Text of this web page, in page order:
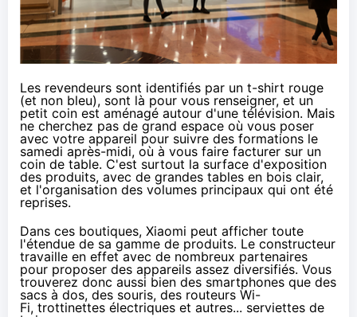
Les revendeurs sont identifiés par un t-shirt rouge
(et non bleu), sont là pour vous renseigner, et un
petit coin est aménagé autour d'une télévision. Mais
ne cherchez pas de grand espace où vous poser
avec votre appareil pour suivre des formations le
samedi après-midi, où à vous faire facturer sur un
coin de table. C'est surtout la surface d'exposition
des produits, avec de grandes tables en bois clair,
et l'organisation des volumes principaux qui ont été
reprises.
Dans ces boutiques, Xiaomi peut afficher toute
l'étendue de sa gamme de produits. Le constructeur
travaille en effet avec de nombreux partenaires
pour proposer des appareils assez diversifiés. Vous
trouverez donc aussi bien des smartphones que des
sacs à dos, des souris, des routeurs Wi-
Fi, trottinettes électriques et autres... serviettes de